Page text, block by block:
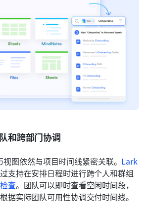
和跨部门协调
图依然与项目时间线紧密关联。 Lark
支持在安排日程时进行跨个人和群组
查。团队可以即时查看空闲时间段，
据实际团队可用性协调交付时间线。